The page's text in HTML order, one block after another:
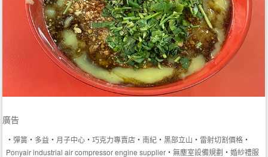
廣告
‧彈簧 ‧ 多益 ‧ 月子中心 ‧巧克力專賣店 ‧南紀 ‧黑部立山 ‧ 雷射切割價格 ‧
Ponyair industrial air compressor engine supplier ‧無塵室設備規劃 ‧婚紗禮服